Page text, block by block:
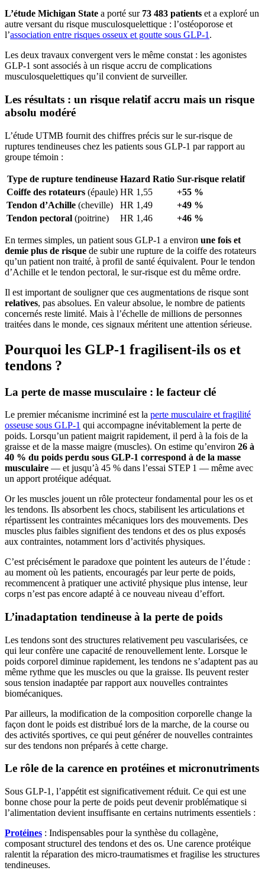
L’étude Michigan State a porté sur 73 483 patients et a exploré un
autre versant du risque musculosquelettique : l’ostéoporose et
l’association entre risques osseux et goutte sous GLP-1 .
Les deux travaux convergent vers le même constat : les agonistes
GLP-1 sont associés à un risque accru de complications
musculosquelettiques qu’il convient de surveiller.
Les résultats : un risque relatif accru mais un risque
absolu modéré
L’étude UTMB fournit des chiffres précis sur le sur-risque de
ruptures tendineuses chez les patients sous GLP-1 par rapport au
groupe témoin :
Type de rupture tendineuse Hazard Ratio Sur-risque relatif
Coiffe des rotateurs (épaule) HR 1,55
+55 %
Tendon d’Achille (cheville) HR 1,49
+49 %
Tendon pectoral (poitrine) HR 1,46 +46 %
En termes simples, un patient sous GLP-1 a environ une fois et
demie plus de risque de subir une rupture de la coiffe des rotateurs
qu’un patient non traité, à profil de santé équivalent. Pour le tendon
d’Achille et le tendon pectoral, le sur-risque est du même ordre.
Il est important de souligner que ces augmentations de risque sont
relatives, pas absolues. En valeur absolue, le nombre de patients
concernés reste limité. Mais à l’échelle de millions de personnes
traitées dans le monde, ces signaux méritent une attention sérieuse.
Pourquoi les GLP-1 fragilisent-ils os et
tendons ?
La perte de masse musculaire : le facteur clé
Le premier mécanisme incriminé est la perte musculaire et fragilité
osseuse sous GLP-1 qui accompagne inévitablement la perte de
poids. Lorsqu’un patient maigrit rapidement, il perd à la fois de la
graisse et de la masse maigre (muscles). On estime qu’environ 26 à
40 % du poids perdu sous GLP-1 correspond à de la masse
musculaire — et jusqu’à 45 % dans l’essai STEP 1 — même avec
un apport protéique adéquat.
Or les muscles jouent un rôle protecteur fondamental pour les os et
les tendons. Ils absorbent les chocs, stabilisent les articulations et
répartissent les contraintes mécaniques lors des mouvements. Des
muscles plus faibles signifient des tendons et des os plus exposés
aux contraintes, notamment lors d’activités physiques.
C’est précisément le paradoxe que pointent les auteurs de l’étude :
au moment où les patients, encouragés par leur perte de poids,
recommencent à pratiquer une activité physique plus intense, leur
corps n’est pas encore adapté à ce nouveau niveau d’effort.
L’inadaptation tendineuse à la perte de poids
Les tendons sont des structures relativement peu vascularisées, ce
qui leur confère une capacité de renouvellement lente. Lorsque le
poids corporel diminue rapidement, les tendons ne s’adaptent pas au
même rythme que les muscles ou que la graisse. Ils peuvent rester
sous tension inadaptée par rapport aux nouvelles contraintes
biomécaniques.
Par ailleurs, la modification de la composition corporelle change la
façon dont le poids est distribué lors de la marche, de la course ou
des activités sportives, ce qui peut générer de nouvelles contraintes
sur des tendons non préparés à cette charge.
Le rôle de la carence en protéines et micronutriments
Sous GLP-1, l’appétit est significativement réduit. Ce qui est une
bonne chose pour la perte de poids peut devenir problématique si
l’alimentation devient insuffisante en certains nutriments essentiels :
Protéines : Indispensables pour la synthèse du collagène,
composant structurel des tendons et des os. Une carence protéique
ralentit la réparation des micro-traumatismes et fragilise les structures
tendineuses.